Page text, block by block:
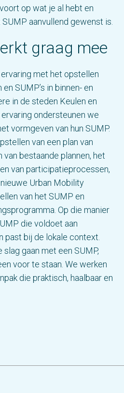
op wat je al hebt en
aanvullend gewenst is.
graag mee
met het opstellen
SUMP’s in binnen- en
in de steden Keulen en
ondersteunen we
vormgeven van hun SUMP.
van een plan van
van bestaande plannen, het
van participatieprocessen,
Urban Mobility
van het SUMP en
Op die manier
die voldoet aan
past bij de lokale context.
gaan met een SUMP,
voor te staan. We werken
die praktisch, haalbaar en